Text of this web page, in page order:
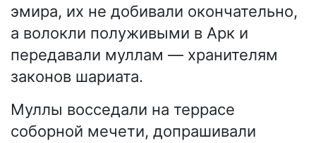
эмира, их не добивали окончательно,
а волокли полуживыми в Арк и
передавали муллам — хранителям
законов шариата.
Муллы восседали на террасе
соборной мечети, допрашивали